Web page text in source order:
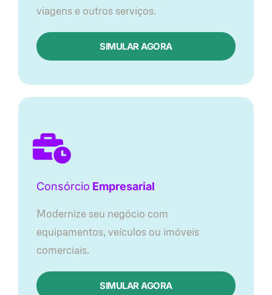
viagens e outros serviços.
SIMULAR AGORA
Consórcio Empresarial
Modernize seu negócio com
equipamentos, veículos ou imóveis
comerciais.
SIMULAR AGORA